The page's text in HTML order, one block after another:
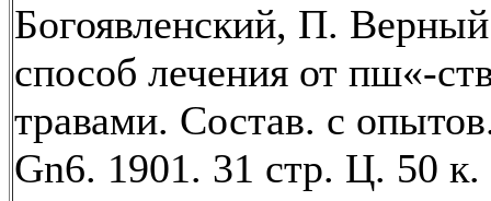
Богоявленский, П. Верный
способ лечения от пш«-
травами. Состав. с
Gn6. 1901. 31 стр. Ц. 50 к.